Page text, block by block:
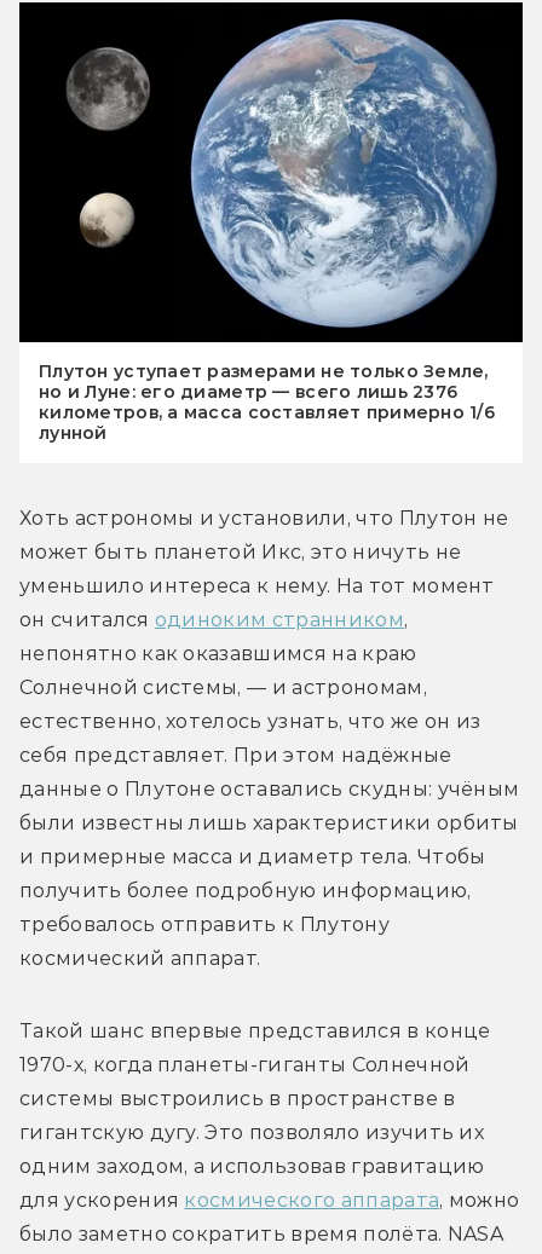
Плутон уступает размерами не только Земле,
но и Луне: его диаметр — всего лишь 2376
километров, а масса составляет примерно 1/6
лунной
Хоть астрономы и установили, что Плутон не
может быть планетой Икс, это ничуть не
уменьшило интереса к нему. На тот момент
он считался одиноким странником,
непонятно как оказавшимся на краю
Солнечной системы, — и астрономам,
естественно, хотелось узнать, что же он из
себя представляет. При этом надёжные
данные о Плутоне оставались скудны: учёным
были известны лишь характеристики орбиты
и примерные масса и диаметр тела. Чтобы
получить более подробную информацию,
требовалось отправить к Плутону
космический аппарат.
Такой шанс впервые представился в конце
1970-х, когда планеты-гиганты Солнечной
системы выстроились в пространстве в
гигантскую дугу. Это позволяло изучить их
одним заходом, а использовав гравитацию
для ускорения космического аппарата, можно
было заметно сократить время полёта. NASA